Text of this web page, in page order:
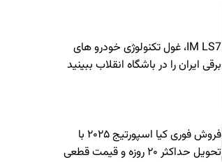
IM LS7، غول تکنولوژی خودرو های
برقی ایران را در باشگاه انقلاب ببینید
فروش فوری کیا اسپورتیج ۲۰۲۵ با
تحویل حداکثر ۲۰ روزه و قیمت قطعی